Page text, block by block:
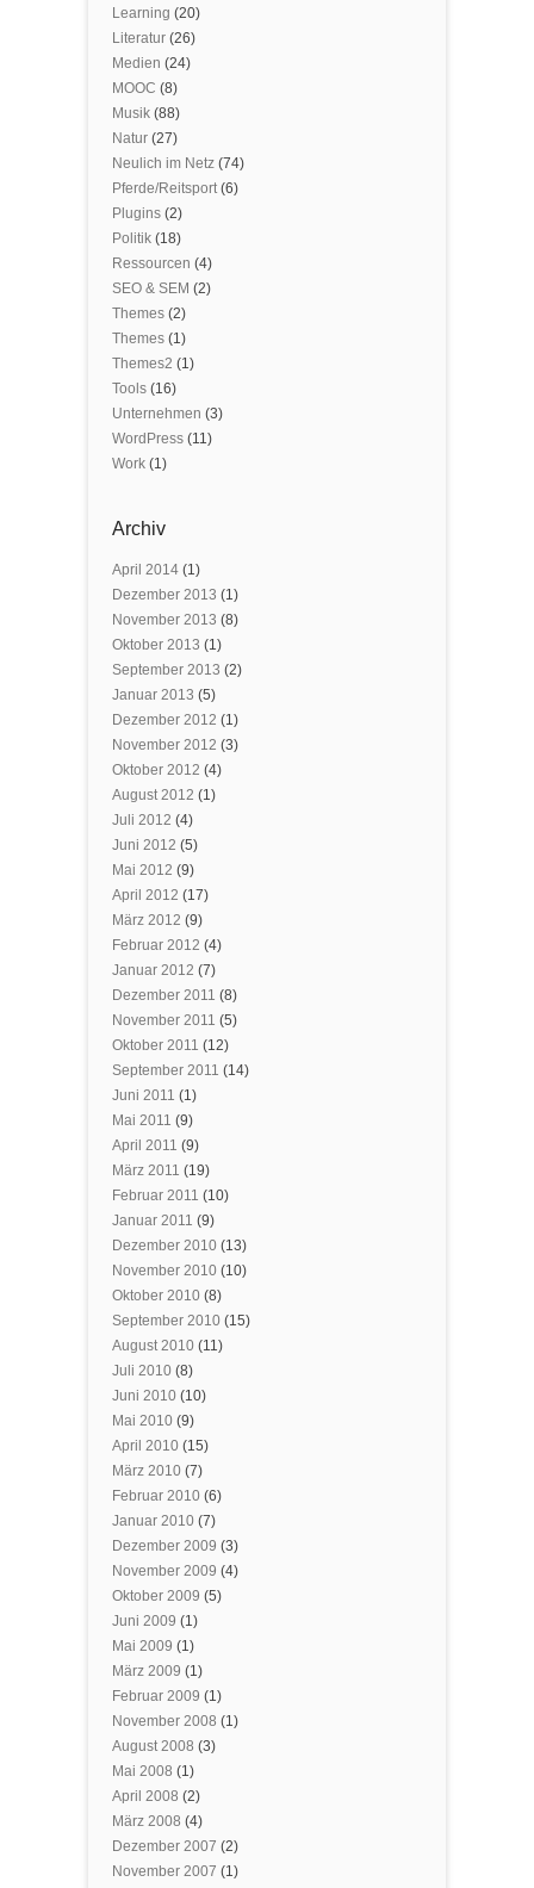
Learning (20)
Literatur (26)
Medien (24)
MOOC (8)
Musik (88)
Natur (27)
Neulich im Netz (74)
Pferde/Reitsport(6)
Plugins (2)
Politik (18)
Ressourcen (4)
SEO & SEM (2)
Themes (2)
Themes (1)
Themes2 (1)
Tools (16)
Unternehmen (3)
WordPress (11)
Work (1)
Archiv
April 2014 (1)
Dezember 2013 (1)
November 2013 (8)
Oktober 2013 (1)
September 2013 (2)
Januar 2013 (5)
Dezember 2012 (1)
November 2012 (3)
Oktober 2012 (4)
August 2012 (1)
Juli 2012 (4)
Juni 2012 (5)
Mai 2012 (9)
April 2012 (17)
März 2012 (9)
Februar 2012 (4)
Januar 2012 (7)
Dezember 2011 (8)
November 2011 (5)
Oktober 2011 (12)
September 2011 (14)
Juni 2011 (1)
Mai 2011 (9)
April 2011 (9)
März 2011 (19)
Februar 2011 (10)
Januar 2011 (9)
Dezember 2010 (13)
November 2010 (10)
Oktober 2010 (8)
September 2010 (15)
August 2010 (11)
Juli 2010 (8)
Juni 2010 (10)
Mai 2010 (9)
April 2010 (15)
März 2010 (7)
Februar 2010 (6)
Januar 2010 (7)
Dezember 2009 (3)
November 2009 (4)
Oktober 2009 (5)
Juni 2009 (1)
Mai 2009 (1)
März 2009 (1)
Februar 2009 (1)
November 2008 (1)
August 2008 (3)
Mai 2008 (1)
April 2008 (2)
März 2008 (4)
Dezember 2007 (2)
November 2007 (1)